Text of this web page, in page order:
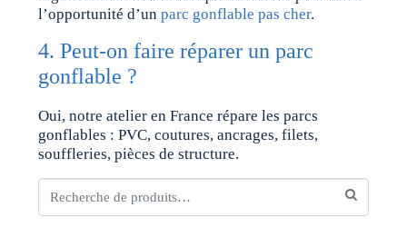
l’opportunité d’unparc gonflable pas cher.
4. Peut-on faire réparer un parc
gonflable ?
Oui, notre atelier en France répare les parcs
gonflables : PVC, coutures, ancrages, filets,
souffleries, pièces de structure.